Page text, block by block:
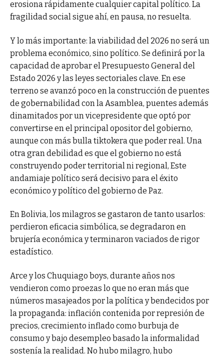
erosiona rápidamente cualquier capital político. La
fragilidad social sigue ahí, en pausa, no resuelta.
Y lo más importante: la viabilidad del 2026 no será un
problema económico, sino político. Se definirá por la
capacidad de aprobar el Presupuesto General del
Estado 2026 y las leyes sectoriales clave. En ese
terreno se avanzó poco en la construcción de puentes
de gobernabilidad con la Asamblea, puentes además
dinamitados por un vicepresidente que optó por
convertirse en el principal opositor del gobierno,
aunque con más bulla tiktokera que poder real. Una
otra gran debilidad es que el gobierno no está
construyendo poder territorial ni regional, Este
andamiaje político será decisivo para el éxito
económico y político del gobierno de Paz.
En Bolivia, los milagros se gastaron de tanto usarlos:
perdieron eficacia simbólica, se degradaron en
brujería económica y terminaron vaciados de rigor
estadístico.
Arce y los Chuquiago boys, durante años nos
vendieron como proezas lo que no eran más que
números masajeados por la política y bendecidos por
la propaganda: inflación contenida por represión de
precios, crecimiento inflado como burbuja de
consumo y bajo desempleo basado la informalidad
sostenía la realidad. No hubo milagro, hubo